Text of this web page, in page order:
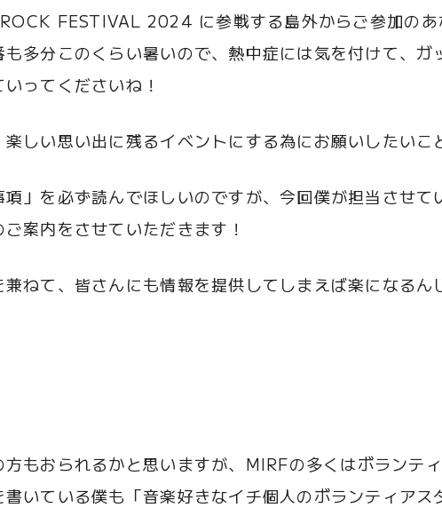
FESTIVAL 2024 に参戦する島外からご参加のあ
多分このくらい暑いので、熱中症には気を付けて、ガ
ってくださいね！
しい思い出に残るイベントにする為にお願いしたいこ
」を必ず読んでほしいのですが、今回僕が担当させて
案内をさせていただきます！
兼ねて、皆さんにも情報を提供してしまえば楽になる
もおられるかと思いますが、MIRFの多くはボランテ
いている僕も「音楽好きなイチ個人のボランティアス